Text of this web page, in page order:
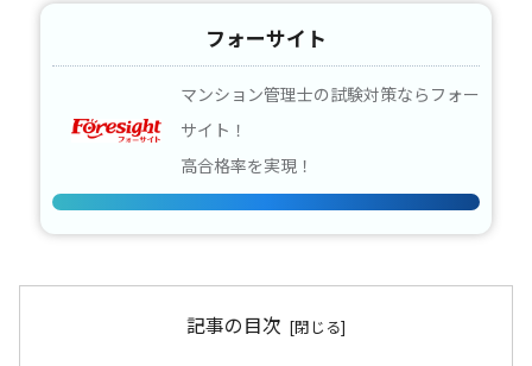
フォーサイト
マンション管理士の試験対策ならフォー
サイト！
高合格率を実現！
記事の目次